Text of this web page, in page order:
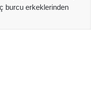
burcu erkeklerinden